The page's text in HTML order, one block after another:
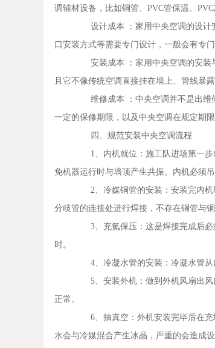
调辅材设备，比如铜管、PVC管保温、
设计成本 ：家用中央空调的设计
口安装方式等需要专门设计，一般会有专
安装成本 ：家用中央空调的安装
且它不像传统空调直接挂在墙上、管线暴
维修成本 ：中央空调并不是出维
一定的保修期限，以及中央空调在规定期
四、规范安装中央空调流程
1、内机就位：施工队进场第一步
免机器运行时与墙顶产生共振。内机必须
2、冷媒铜管的安装：安装完内机
分歧管的连接处进行焊接，不存在铜管与铜
3、充氮保压：这是焊接完成后必
时。
4、冷凝水管的安装：冷凝水管从
5、安装外机：做到外机风扇出风
正常。
6、抽真空：外机安装完毕后在充
水会与冷媒混合产生冰晶，严重的会造成设